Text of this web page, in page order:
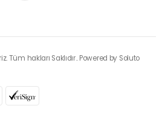
Tüm hakları Saklıdır.. Powered by Soluto